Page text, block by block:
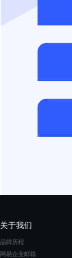
关于我们
品牌历程
网易企业邮箱